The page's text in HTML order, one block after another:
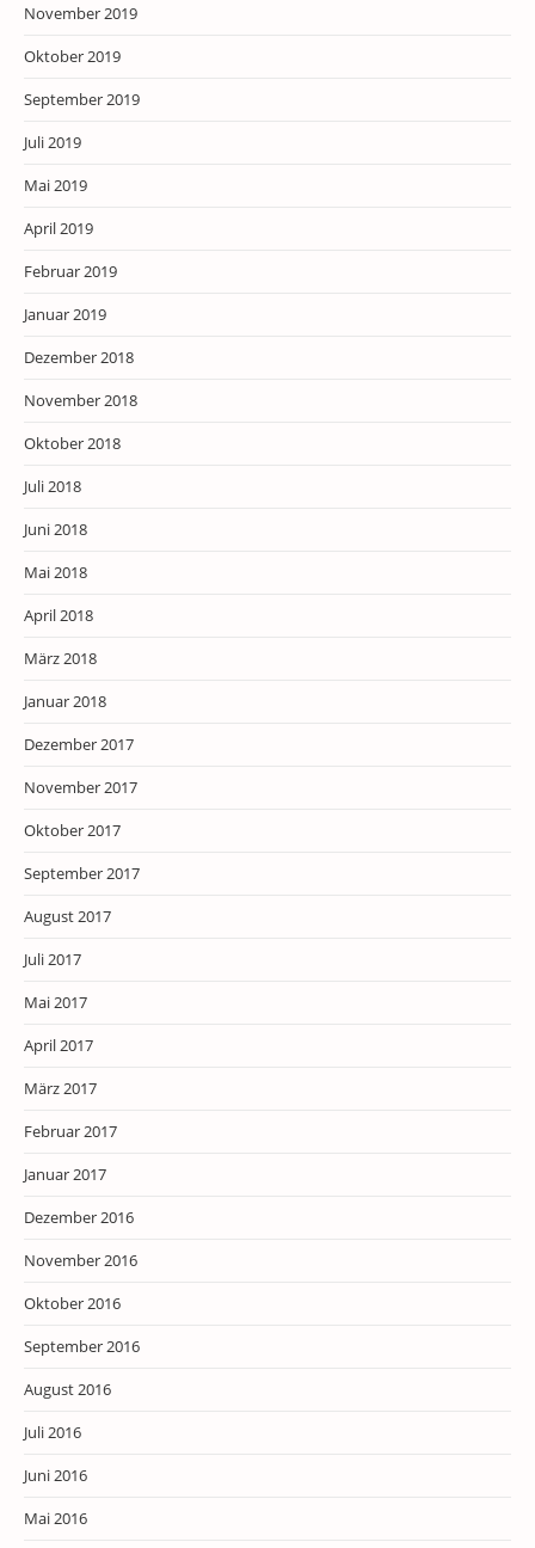
November 2019
Oktober 2019
September 2019
Juli 2019
Mai 2019
April 2019
Februar 2019
Januar 2019
Dezember 2018
November 2018
Oktober 2018
Juli 2018
Juni 2018
Mai 2018
April 2018
März 2018
Januar 2018
Dezember 2017
November 2017
Oktober 2017
September 2017
August 2017
Juli 2017
Mai 2017
April 2017
März 2017
Februar 2017
Januar 2017
Dezember 2016
November 2016
Oktober 2016
September 2016
August 2016
Juli 2016
Juni 2016
Mai 2016